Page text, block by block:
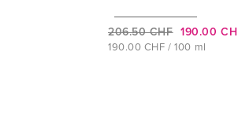
206.50 CHF 190.00
190.00 CHF / 100 ml